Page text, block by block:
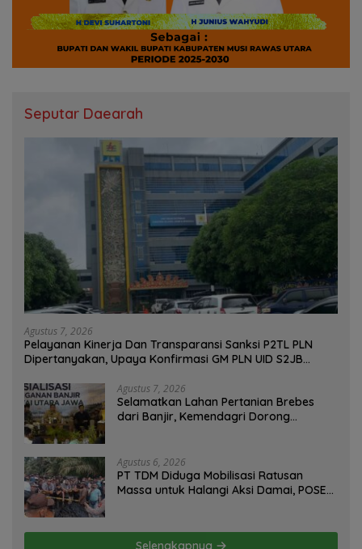
Seputar Daearah
Agustus 7, 2026
Pelayanan Kinerja Dan Transparansi Sanksi P2TL PLN
Dipertanyakan, Upaya Konfirmasi GM PLN UID S2JB
Agustus 7, 2026
Selamatkan Lahan Pertanian Brebes
dari Banjir, Kemendagri Dorong
Agustus 6, 2026
PT TDM Diduga Mobilisasi Ratusan
Massa untuk Halangi Aksi Damai, POSE
Selengkapnya